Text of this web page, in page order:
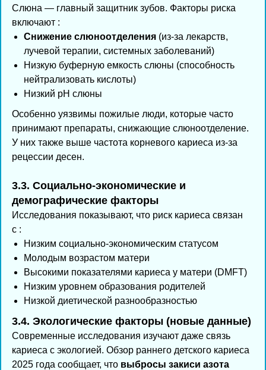
Слюна — главный защитник зубов. Факторы риска
включают :
Снижение слюноотделения (из-за лекарств,
лучевой терапии, системных заболеваний)
Низкую буферную емкость слюны (способность
нейтрализовать кислоты)
Низкий pH слюны
Особенно уязвимы пожилые люди, которые часто
принимают препараты, снижающие слюноотделение.
У них также выше частота корневого кариеса из-за
рецессии десен.
3.3. Социально-экономические и
демографические факторы
Исследования показывают, что риск кариеса связан
с :
Низким социально-экономическим статусом
Молодым возрастом матери
Высокими показателями кариеса у матери (DMFT)
Низким уровнем образования родителей
Низкой диетической разнообразностью
3.4. Экологические факторы (новые данные)
Современные исследования изучают даже связь
кариеса с экологией. Обзор раннего детского кариеса
2025 года сообщает, что выбросы закиси азота